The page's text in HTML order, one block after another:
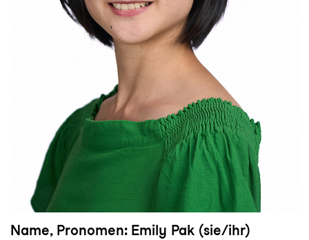
Name, Pronomen: Emily Pak (sie/ihr)